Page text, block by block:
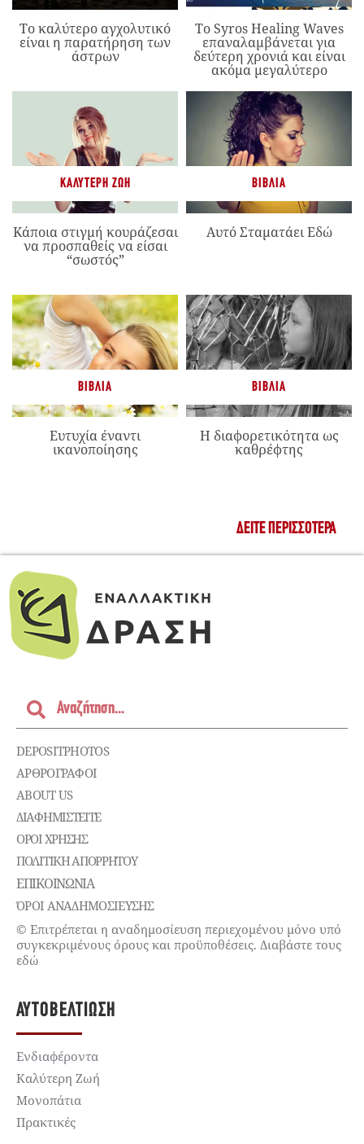
Το καλύτερο αγχολυτικό
είναι η παρατήρηση των
άστρων
Το Syros Healing Waves
επαναλαμβάνεται για
δεύτερη χρονιά και είναι
ακόμα μεγαλύτερο
ΚΑΛΎΤΕΡΗ ΖΩΉ
Κάποια στιγμή κουράζεσαι
να προσπαθείς να είσαι
“σωστός”
ΒΙΒΛΊΑ
Αυτό Σταματάει Εδώ
ΒΙΒΛΊΑ
Ευτυχία έναντι
ικανοποίησης
ΒΙΒΛΊΑ
Η διαφορετικότητα ως
καθρέφτης
ΔΕΊΤΕ ΠΕΡΙΣΣΌΤΕΡΑ
DEPOSITPHOTOS
ΑΡΘΡΟΓΡΑΦΟΙ
ABOUT US
ΔΙΑΦΗΜΙΣΤΕΊΤΕ
ΌΡΟΙ ΧΡΉΣΗΣ
ΠΟΛΙΤΙΚΉ ΑΠΟΡΡΉΤΟΥ
ΕΠΙΚΟΙΝΩΝΊΑ
ΌΡΟΙ ΑΝΑΔΗΜΟΣΙΕΥΣΗΣ
© Επιτρέπεται η αναδημοσίευση περιεχομένου μόνο υπό
συγκεκριμένους όρους και προϋποθέσεις. Διαβάστε τους
εδώ
ΑΥΤΟΒΕΛΤΊΩΣΗ
Ενδιαφέροντα
Καλύτερη Ζωή
Μονοπάτια
Πρακτικές